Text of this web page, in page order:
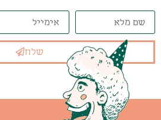
שלח